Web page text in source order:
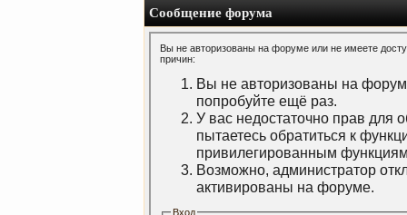
Сообщение форума
Вы не авторизованы на форуме или не имеете
причин:
Вы не авторизованы на
попробуйте ещё раз.
У вас недостаточно прав для
пытаетесь обратиться к
привилегированным
Возможно, администратор
активированы на форуме.
Вход